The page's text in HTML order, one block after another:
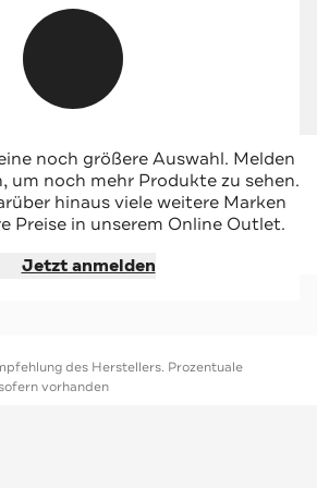
SANETTA
Sweatshirt dunkelgrau
-77%*
Sale
Jetzt shoppen
noch größere Auswahl. Melden
um noch mehr Produkte zu sehen.
hinaus viele weitere Marken
Preise in unserem Online Outlet.
Jetzt anmelden
des Herstellers. Prozentuale
vorhanden